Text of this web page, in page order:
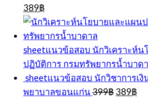
Original
price
was:
399฿.
389฿Current
price
is:
389฿.
sheetแนวข้อสอบ นักวิเคราะห์
ปฏิบัติการ กรมทรัพยากรน้ำบาด
sheetแนวข้อสอบ นักวิชาการเ
พยาบาลขอนแก่น 399฿ Original
389฿